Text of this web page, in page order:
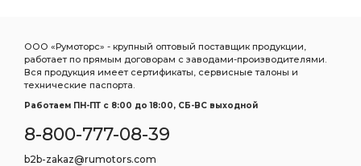
ООО «Румоторс» - крупный оптовый поставщик продукции,
работает по прямым договорам с заводами-производителями.
Вся продукция имеет сертификаты, сервисные талоны и
технические паспорта.
Работаем ПН-ПТ c 8:00 до 18:00, СБ-ВС выходной
8-800-777-08-39
b2b-zakaz@rumotors.com